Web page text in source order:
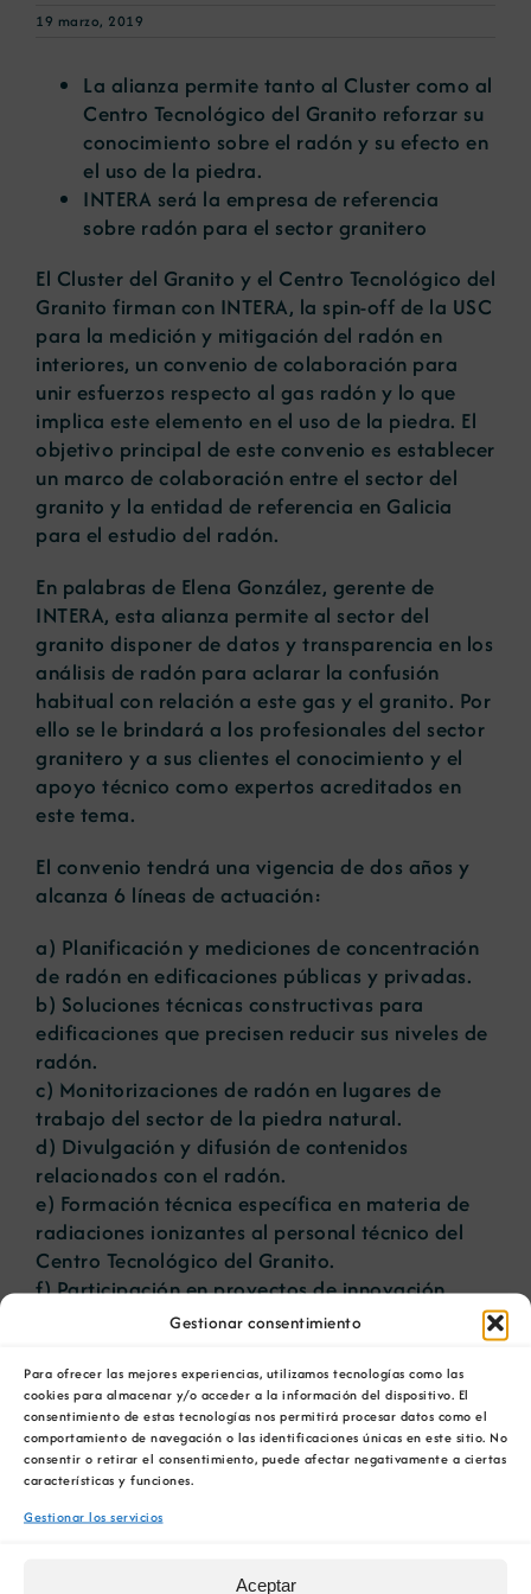
Gestionar consentimiento
Para ofrecer las mejores experiencias, utilizamos tecnologías como las
cookies para almacenar y/o acceder a la información del dispositivo. El
consentimiento de estas tecnologías nos permitirá procesar datos como el
comportamiento de navegación o las identificaciones únicas en este sitio. No
consentir o retirar el consentimiento, puede afectar negativamente a ciertas
características y funciones.
Gestionar los servicios
Aceptar
Portal de empleo
Contacto
19 marzo, 2019
La alianza permite tanto al Cluster como al
Centro Tecnológico del Granito reforzar su
conocimiento sobre el radón y su efecto en
el uso de la piedra.
INTERA será la empresa de referencia
sobre radón para el sector granitero
El Cluster del Granito y el Centro Tecnológico del
Granito firman con INTERA, la spin-off de la USC
para la medición y mitigación del radón en
interiores, un convenio de colaboración para
unir esfuerzos respecto al gas radón y lo que
implica este elemento en el uso de la piedra. El
objetivo principal de este convenio es establecer
un marco de colaboración entre el sector del
granito y la entidad de referencia en Galicia
para el estudio del radón.
En palabras de Elena González, gerente de
INTERA, esta alianza permite al sector del
granito disponer de datos y transparencia en los
análisis de radón para aclarar la confusión
habitual con relación a este gas y el granito. Por
ello se le brindará a los profesionales del sector
granitero y a sus clientes el conocimiento y el
apoyo técnico como expertos acreditados en
este tema.
El convenio tendrá una vigencia de dos años y
alcanza 6 líneas de actuación:
a) Planificación y mediciones de concentración
de radón en edificaciones públicas y privadas.
b) Soluciones técnicas constructivas para
edificaciones que precisen reducir sus niveles de
radón.
c) Monitorizaciones de radón en lugares de
trabajo del sector de la piedra natural.
d) Divulgación y difusión de contenidos
relacionados con el radón.
e) Formación técnica específica en materia de
radiaciones ionizantes al personal técnico del
Centro Tecnológico del Granito.
f) Participación en proyectos de innovación
acudiendo conjuntamente a convocatorias
nacionales y europeas, tanto con INTERA, como
con el Laboratorio de Análisis de Radiacións da
USC.
El presidente del Cluster del Granito, Javier
Blanco Silva indica que “esta alianza permitirá
profundizar y consolidar información técnica